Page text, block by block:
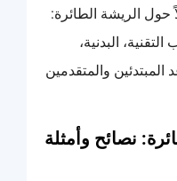
حول الريشة الطائرة:
البدنية،
والمتقدمين
نصائح وأمثلة